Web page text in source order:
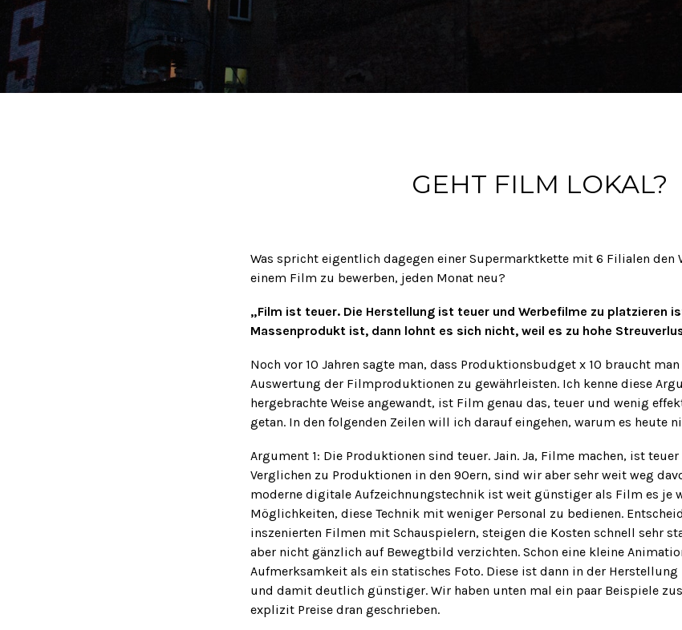
GEHT FILM LOKAL?
Was spricht eigentlich dagegen einer Supermarktkette mit 6 Filialen den
einem Film zu bewerben, jeden Monat neu?
„Film ist teuer. Die Herstellung ist teuer und Werbefilme zu platzieren
Massenprodukt ist, dann lohnt es sich nicht, weil es zu hohe
Noch vor 10 Jahren sagte man, dass Produktionsbudget x 10 braucht
Auswertung der Filmproduktionen zu gewährleisten. Ich kenne diese
hergebrachte Weise angewandt, ist Film genau das, teuer und wenig
getan. In den folgenden Zeilen will ich darauf eingehen, warum es heute
Argument 1: Die Produktionen sind teuer. Jain. Ja, Filme machen, ist
Verglichen zu Produktionen in den 90ern, sind wir aber sehr weit weg
moderne digitale Aufzeichnungstechnik ist weit günstiger als Film es je
Möglichkeiten, diese Technik mit weniger Personal zu bedienen.
inszenierten Filmen mit Schauspielern, steigen die Kosten schnell sehr
aber nicht gänzlich auf Bewegtbild verzichten. Schon eine kleine
Aufmerksamkeit als ein statisches Foto. Diese ist dann in der
und damit deutlich günstiger. Wir haben unten mal ein paar Beispiele
explizit Preise dran geschrieben.